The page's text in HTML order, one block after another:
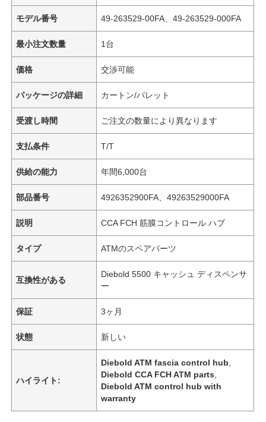
モデル番号 49-263529-00FA、49-263529-000FA
最小注文数量 1台
価格 交渉可能
パッケージの詳細 カートン/パレット
受渡し時間 ご注文の数量により異なります
支払条件 T/T
供給の能力 年間6,000台
部品番号 4926352900FA、49263529000FA
説明 CCA FCH 筋膜コントロール ハブ
タイプ ATMのスペアパーツ
互換性がある
Diebold 5500 キャッシュ ディスペンサ
ー
保証 3ヶ月
状態 新しい
ハイライト:
Diebold ATM fascia control hub
Diebold CCA FCH ATM parts
Diebold ATM control hub with
warranty